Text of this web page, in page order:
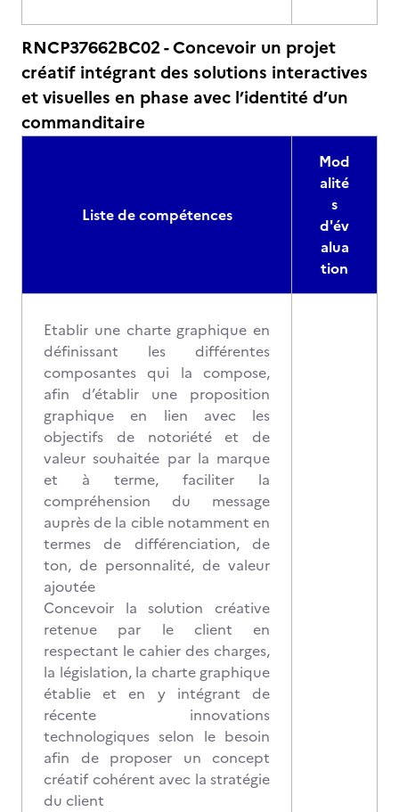
RNCP37662BC02 - Concevoir un projet
créatif intégrant des solutions interactives
et visuelles en phase avec l’identité d’un
commanditaire
Liste de compétences
Mod
alité
s
d'év
alua
tion
Etablir une charte graphique en
définissant les différentes
composantes qui la compose,
afin d’établir une proposition
graphique en lien avec les
objectifs de notoriété et de
valeur souhaitée par la marque
et à terme, faciliter la
compréhension du message
auprès de la cible notamment en
termes de différenciation, de
ton, de personnalité, de valeur
ajoutée
Concevoir la solution créative
retenue par le client en
respectant le cahier des charges,
la législation, la charte graphique
établie et en y intégrant de
récente innovations
technologiques selon le besoin
afin de proposer un concept
créatif cohérent avec la stratégie
du client